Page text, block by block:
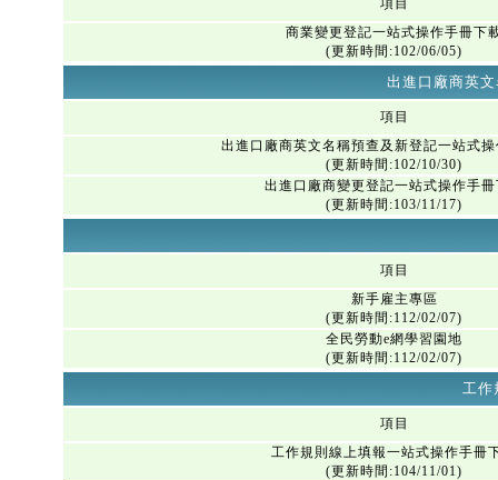
項目
商業變更登記一站式操作手冊下
(更新時間:102/06/05)
出進口廠商英
項目
出進口廠商英文名稱預查及新登記一站式
(更新時間:102/10/30)
出進口廠商變更登記一站式操作手
(更新時間:103/11/17)
項目
新手雇主專區
(更新時間:112/02/07)
全民勞動e網學習園地
(更新時間:112/02/07)
工作
項目
工作規則線上填報一站式操作手冊
(更新時間:104/11/01)